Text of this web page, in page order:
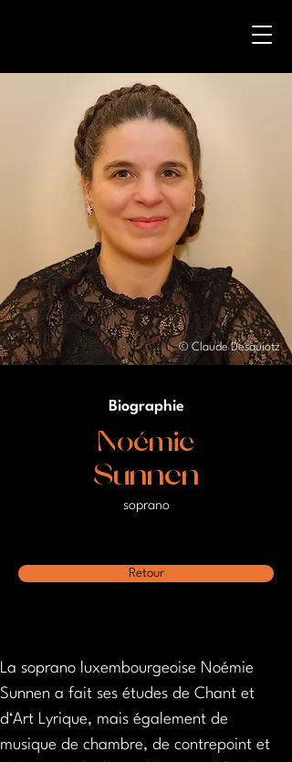
© Claude Desquiotz
Biographie
Noémie
Sunnen
soprano
Retour
La soprano luxembourgeoise Noémie
Sunnen a fait ses études de Chant et
d‘Art Lyrique, mais également de
musique de chambre, de contrepoint et